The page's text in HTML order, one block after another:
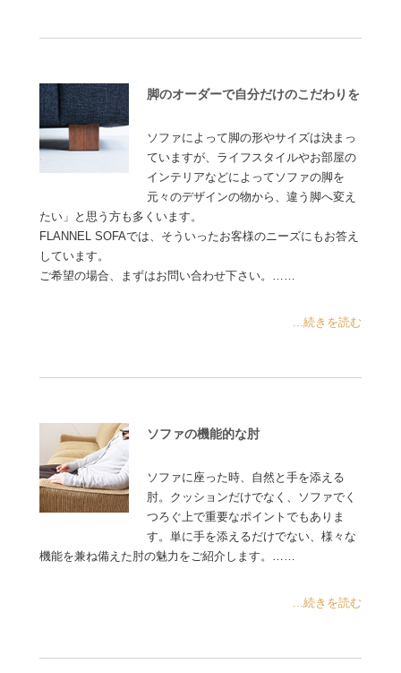
脚のオーダーで自分だけのこだわりを
ソファによって脚の形やサイズは決まっ
ていますが、ライフスタイルやお部屋の
インテリアなどによってソファの脚を
元々のデザインの物から、違う脚へ変え
たい」と思う方も多くいます。
FLANNEL SOFAでは、そういったお客様のニーズにもお答え
しています。
ご希望の場合、まずはお問い合わせ下さい。……
...続きを読む
ソファの機能的な肘
ソファに座った時、自然と手を添える
肘。クッションだけでなく、ソファでく
つろぐ上で重要なポイントでもありま
す。単に手を添えるだけでない、様々な
機能を兼ね備えた肘の魅力をご紹介します。……
...続きを読む